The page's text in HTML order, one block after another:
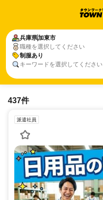
兵庫県加東市
職種を選択してください
制服あり
キーワードを選択してください
437件
派遣社員